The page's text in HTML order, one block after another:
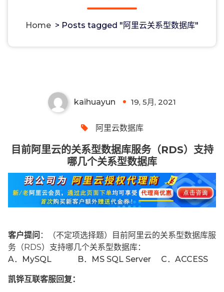
Home > Posts tagged "阿里云关系型数据库"
kaihuayun 19, 5月, 2021
阿里云数据库
目前阿里云的关系型数据库服务（RDS）支持
哪几个关系型数据库
客户提问 ：（不定项选择题）目前阿里云的关系型数据库服
务（RDS）支持哪几个关系型数据库：
A．MySQL B．MS SQL Server C．ACCESS
凯铧互联客服回复：